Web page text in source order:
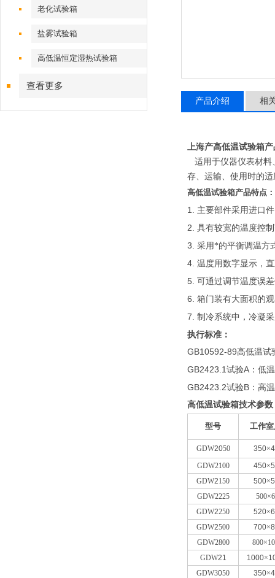
老化试验箱
盐雾试验箱
高低温恒定湿热试验箱
查看更多
产品介绍 相
上海产高低温试验箱
适用于仪器仪表材
存、运输、使用时的
高低温试验箱产品特点：
1. 主要部件采用进口
2. 具有较宽的温度控
3. 采用*的平衡调温方
4. 温度用数字显示，
5. 可通过调节温度误
6. 箱门装有大面积的
7. 制冷系统中，冷凝
执行标准：
GB10592-89高低温试
GB2423.1 试验A ：低
GB2423.2试验B ：高
高低温试验箱技术参数
型号 工作
GDW2050 350×
GDW2100
450×
GDW2150 500×
GDW2225
GDW2250 520×
GDW2500 700×
GDW2800
GDW21 1000×
GDW3050 350×